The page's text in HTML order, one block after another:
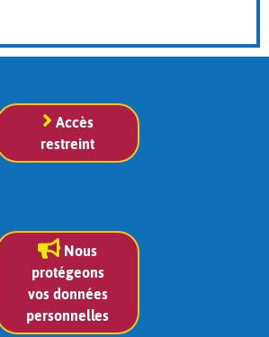
Accès
restreint
Nous
protégeons
vos données
personnelles